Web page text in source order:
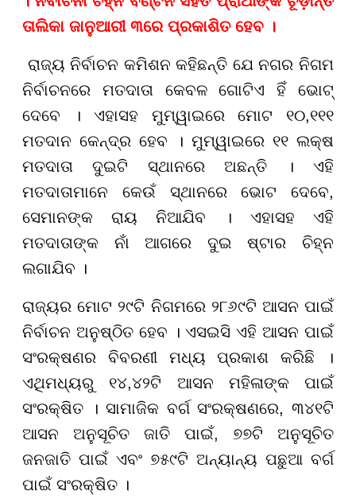
ତାଲିକା ଜାନୁଆରୀ ୩ରେ ପ୍ରକାଶିତ ହେବ ।
ରାଜ୍ୟ ନିର୍ବାଚନ କମିଶନ କହିଛନ୍ତି ଯେ ନଗର ନିଗମ
ନିର୍ବାଚନରେ ମତଦାତା କେବଳ ଗୋଟିଏ ହିଁ ଭୋଟ୍
ଦେବେ । ଏହାସହ ମୁମ୍ୱାଇରେ ମୋଟ ୧୦,୧୧୧
ମତଦାନ କେନ୍ଦ୍ର ହେବ । ମୁମ୍ୱାଇରେ ୧୧ ଲକ୍ଷ
ମତଦାତା ଦୁଇଟି ସ୍ଥାନରେ ଅଛନ୍ତି । ଏହି
ମତଦାତାମାନେ କେଉଁ ସ୍ଥାନରେ ଭୋଟ ଦେବେ,
ସେମାନଙ୍କ ରାୟ ନିଆଯିବ । ଏହାସହ ଏହି
ମତଦାତାଙ୍କ ନାଁ ଆଗରେ ଦୁଇ ଷ୍ଟାର ଚିହ୍ନ
ଲଗାଯିବ ।
ରାଜ୍ୟର ମୋଟ ୨୯ଟି ନିଗମରେ ୨୮୬୯ଟି ଆସନ ପାଇଁ
ନିର୍ବାଚନ ଅନୁଷ୍ଠିତ ହେବ । ଏସଇସି ଏହି ଆସନ ପାଇଁ
ସଂରକ୍ଷଣର ବିବରଣୀ ମଧ୍ୟ ପ୍ରକାଶ କରିଛି ।
ଏଥିମଧ୍ୟରୁ ୧୪,୪୨ଟି ଆସନ ମହିଳାଙ୍କ ପାଇଁ
ସଂରକ୍ଷିତ । ସାମାଜିକ ବର୍ଗ ସଂରକ୍ଷଣରେ, ୩୪୧ଟି
ଆସନ ଅନୁସୂଚିତ ଜାତି ପାଇଁ, ୭୭ଟି ଅନୁସୂଚିତ
ଜନଜାତି ପାଇଁ ଏବଂ ୭୫୯ଟି ଅନ୍ୟାନ୍ୟ ପଛୁଆ ବର୍ଗ
ପାଇଁ ସଂରକ୍ଷିତ ।